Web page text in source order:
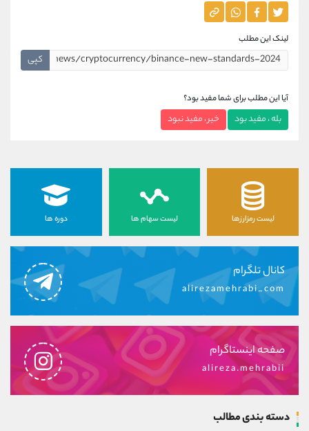
لینک این مطلب
کپی
آیا این مطلب برای شما مفید بود؟
بله ، مفید بود خیر ، مفید نبود
لیست رمزارزها لیست سهام ها دوره ها
کانال تلگرام
alirezamehrabi_com
صفحه اینستاگرام
alireza.mehrabii
دسته بندی مطالب